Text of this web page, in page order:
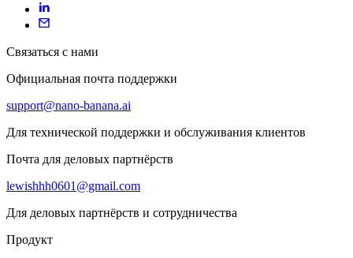
Связаться с нами
Официальная почта поддержки
support@nano-banana.ai
Для технической поддержки и обслуживания клиентов
Почта для деловых партнёрств
lewishhh0601@gmail.com
Для деловых партнёрств и сотрудничества
Продукт